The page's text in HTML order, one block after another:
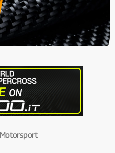
Motorsport